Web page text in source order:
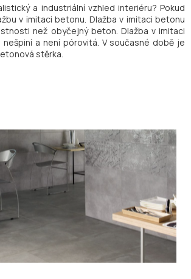
a industriální vzhled interiéru? Pokud
v imitaci betonu. Dlažba v imitaci betonu
než obyčejný beton. Dlažba v imitaci
a není pórovitá. V současné době je
stěrka.